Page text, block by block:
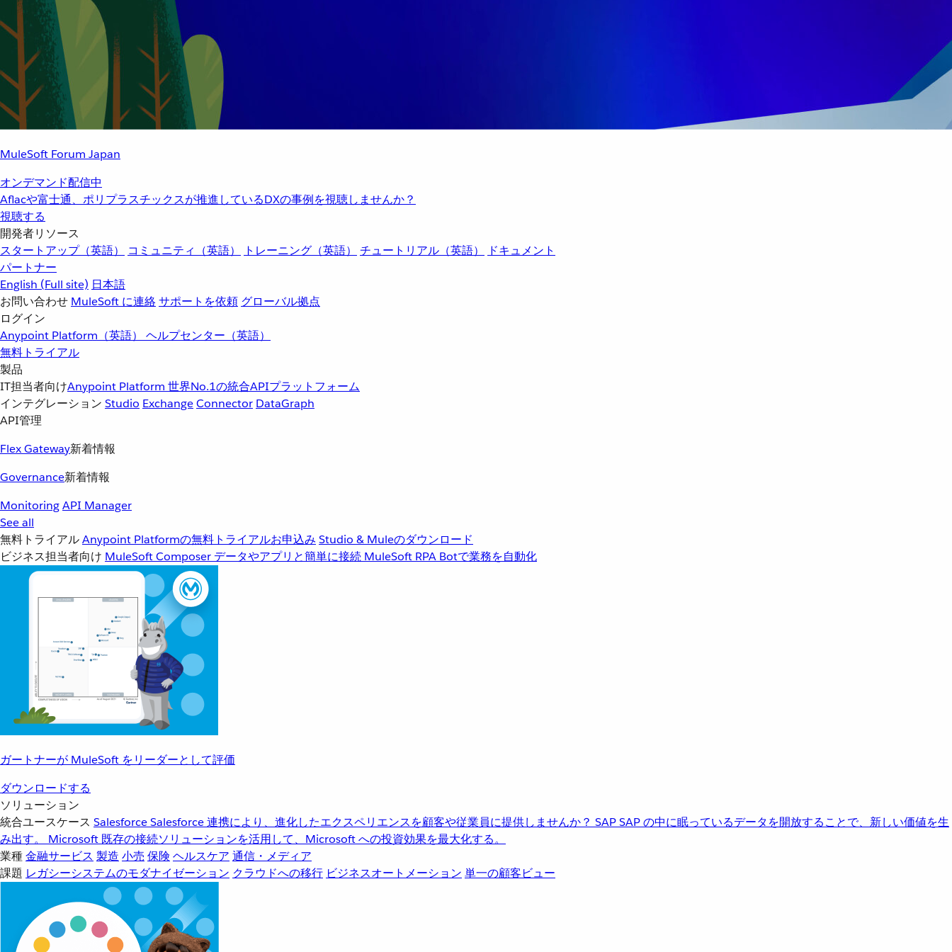
MuleSoft Forum Japan
オンデマンド配信中
Aflacや富士通、ポリプラスチックスが推進しているDXの事例を視聴しませんか？
視聴する
開発者リソース
スタートアップ（英語）
コミュニティ（英語） トレーニング（英語） チュートリアル（英語）
ドキュメント
パートナー
English (Full site) 日本語
お問い合わせ MuleSoft に連絡サポートを依頼 グローバル拠点
ログイン
Anypoint Platform（英語） ヘルプセンター（英語）
無料トライアル
製品
IT担当者向けAnypoint Platform 世界No.1の統合APIプラットフォーム
インテグレーション Studio ExchangeConnector DataGraph
API管理
Flex Gateway新着情報
Governance新着情報
MonitoringAPI Manager
See all
無料トライアルAnypoint Platformの無料トライアルお申込み Studio & Muleのダウンロード
ビジネス担当者向け MuleSoft Composer データやアプリと簡単に接続 MuleSoft RPA Botで業務を自動化
ガートナーが MuleSoft をリーダーとして評価
ダウンロードする
ソリューション
統合ユースケース SalesforceSalesforce 連携により、進化したエクスペリエンスを顧客や従業員に提供しませんか？ SAPSAP の中に眠っているデータを開放することで、新しい価値を生
み出す。
Microsoft 既存の接続ソリューションを活用して、Microsoft への投資効果を最大化する。
業種金融サービス 製造 小売 保険 ヘルスケア 通信・メディア
課題 レガシーシステムのモダナイゼーション クラウドへの移行 ビジネスオートメーション 単一の顧客ビュー